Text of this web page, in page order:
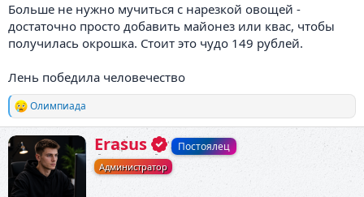
Больше не нужно мучиться с нарезкой овощей -
достаточно просто добавить майонез или квас, чтобы
получилась окрошка. Стоит это чудо 149 рублей.
Лень победила человечество
Р
е
а
ц
и
и
Олимпиада
А
в
т
Erasus Постоялец
Администратор